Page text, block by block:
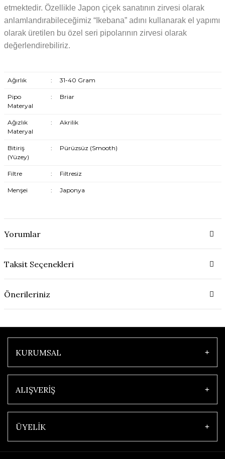
etmektedir. Özellikle Japon çiçek sanatının zirvesi olarak
anlamlandırabileceğimiz “Ikebana” adını kullanarak el yapımı
olarak üretilen bu özel seri pipolarının zirvesi olarak
değerlendirebiliriz.
Ağırlık : 31-40 Gram
Pipo
Materyal
: Briar
Ağızlık
Materyal
: Akrilik
Bitiriş
(Yüzey)
: Pürüzsüz (Smooth)
Filtre : Filtresiz
Menşei : Japonya
Yorumlar
Taksit Seçenekleri
Önerileriniz
KURUMSAL
ALIŞVERİŞ
ÜYELİK